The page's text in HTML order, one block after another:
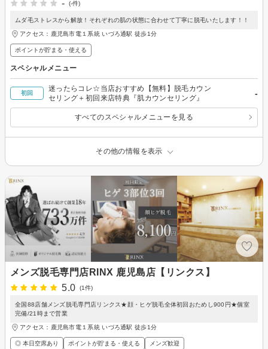
-
(-件)
ムダ毛ストレスから解放！それぞれの肌の状態に合わせて丁寧に脱毛いたします！！
アクセス：鹿児島市電１系統 いづろ通駅 徒歩1分
ポイントが貯まる・使える
スペシャルメニュー
初回
迷ったらコレ☆当店おすすめ【無料】脱毛カウン
セリング＋初回来店特典『肌カウンセリング』
-
すべてのスペシャルメニューを見る
その他の情報を表示
メンズ脱毛専門店RINX 鹿児島店【リンクス】
5.0
(1件)
全国88店舗メンズ脱毛専門店リンクス★顔・ヒゲ脱毛全体初回おためし900円★個室
完備/21時まで営業
アクセス：鹿児島市電１系統 いづろ通駅 徒歩1分
◎ 本日空席あり ポイントが貯まる・使える メンズ歓迎